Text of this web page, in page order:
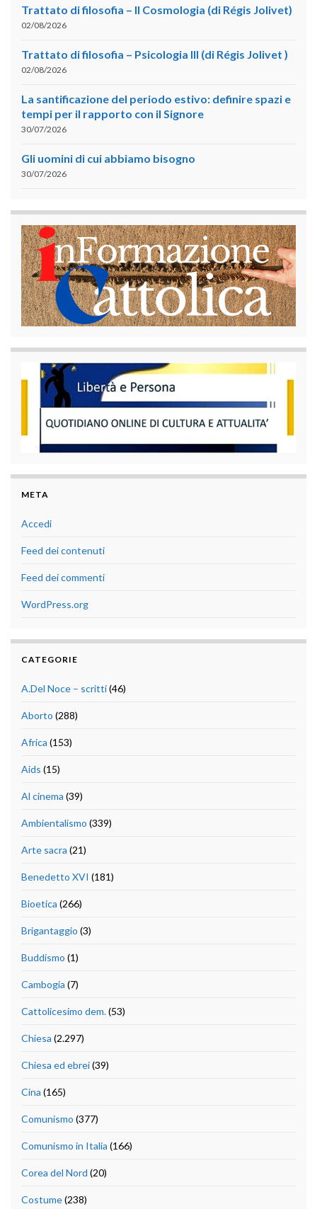
Trattato di filosofia – II Cosmologia (di Régis Jolivet)
02/08/2026
Trattato di filosofia – Psicologia III (di Régis Jolivet )
02/08/2026
La santificazione del periodo estivo: definire spazi e
tempi per il rapporto con il Signore
30/07/2026
Gli uomini di cui abbiamo bisogno
30/07/2026
META
Accedi
Feed dei contenuti
Feed dei commenti
WordPress.org
CATEGORIE
A.Del Noce – scritti(46)
Aborto (288)
Africa (153)
Aids (15)
Al cinema (39)
Ambientalismo (339)
Arte sacra (21)
Benedetto XVI (181)
Bioetica (266)
Brigantaggio (3)
Buddismo (1)
Cambogia (7)
Cattolicesimo dem.(53)
Chiesa (2.297)
Chiesa ed ebrei(39)
Cina (165)
Comunismo (377)
Comunismo in Italia (166)
Corea del Nord (20)
Costume(238)